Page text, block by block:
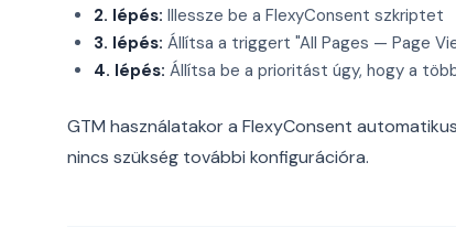
2. lépés: Illessze be a FlexyConsent szkriptet
3. lépés: Állítsa a triggert "All Pages — Page
4. lépés: Állítsa be a prioritást úgy, hogy a
GTM használatakor a FlexyConsent
nincs szükség további konfigurációra.